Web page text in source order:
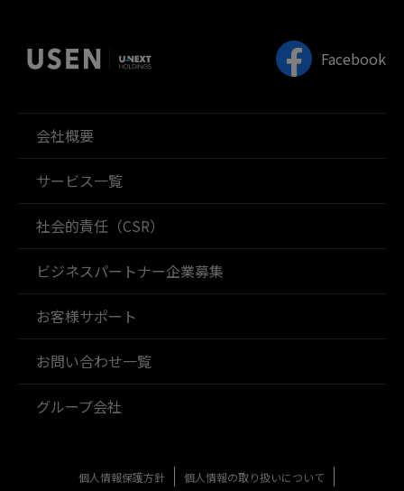
Facebook
会社概要
サービス一覧
社会的責任（CSR）
ビジネスパートナー企業募集
お客様サポート
お問い合わせ一覧
グループ会社
個人情報保護方針 個人情報の取り扱いについて